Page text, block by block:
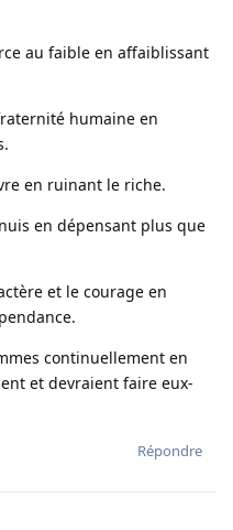
au faible en affaiblissant
humaine en
en ruinant le riche.
en dépensant plus que
et le courage en
continuellement en
et devraient faire eux-
Répondre